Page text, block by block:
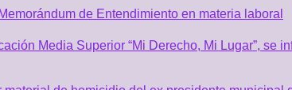
de Entendimiento en materia laboral
Media Superior “Mi Derecho, Mi Lugar”, se